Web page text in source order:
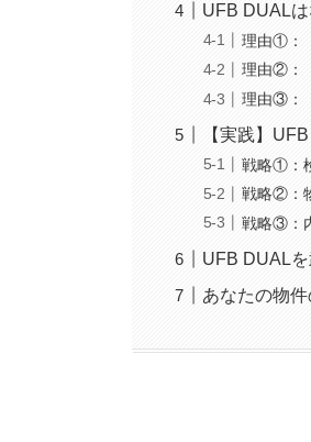
UFB DUAL
理由①：
理由②：
理由③：
【実践】
戦略①：
戦略②：
戦略③：
UFB DUAL
あなたの物